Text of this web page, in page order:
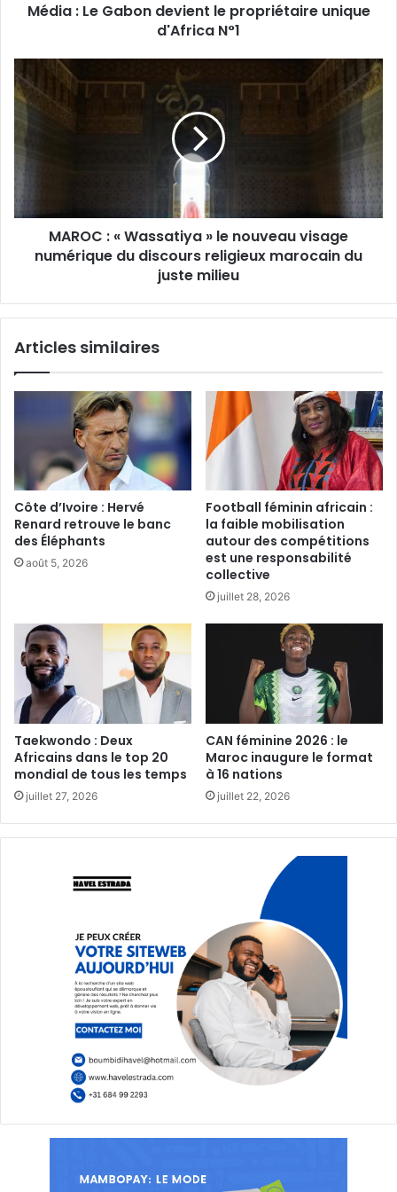
N°1Média : Le Gabon devient le propriétaire unique
d'Africa N°1
:
«
Wassatiya
visage
numérique
discours
du
milieu
MAROC : « Wassatiya » le nouveau visage
numérique du discours religieux marocain du
juste milieu
Articles similaires
Côte d’Ivoire : Hervé
Renard retrouve le banc
des Éléphants
août 5, 2026
Football féminin africain :
la faible mobilisation
autour des compétitions
est une responsabilité
collective
juillet 28, 2026
Taekwondo : Deux
Africains dans le top 20
mondial de tous les temps
juillet 27, 2026
CAN féminine 2026 : le
Maroc inaugure le format
à 16 nations‎
juillet 22, 2026